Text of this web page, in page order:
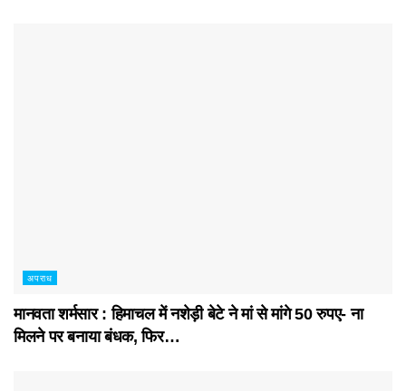
अपराध
मानवता शर्मसार : हिमाचल में नशेड़ी बेटे ने मां से मांगे 50 रुपए- ना
मिलने पर बनाया बंधक, फिर…